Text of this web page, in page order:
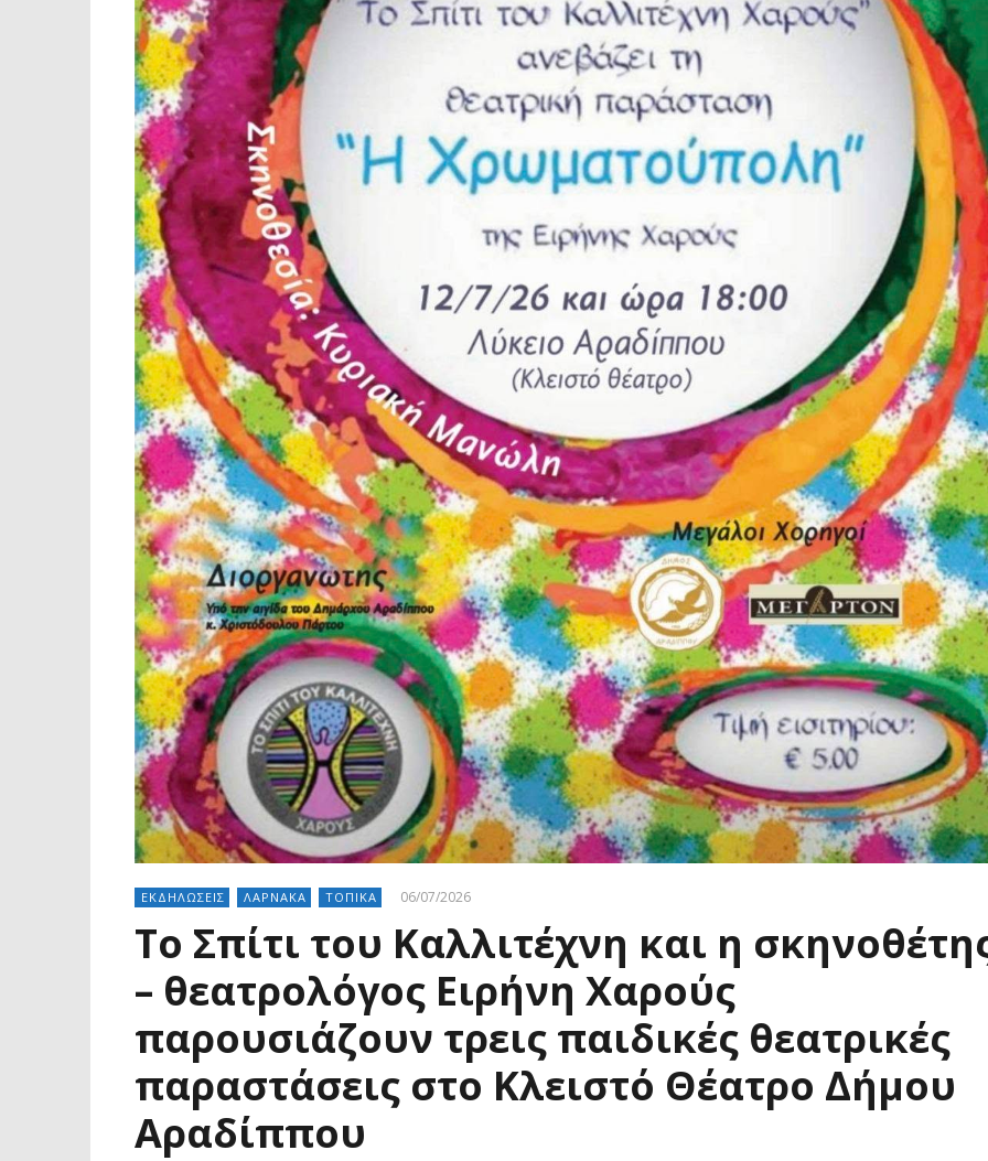
ΕΚΔΗΛΩΣΕΙΣ ΛΑΡΝΑΚΑ ΤΟΠΙΚΑ 06/07/2026
Το Σπίτι του Καλλιτέχνη και η
– θεατρολόγος Ειρήνη Χαρούς
παρουσιάζουν τρεις παιδικές θεατρικές
παραστάσεις στο Κλειστό Θέατρο Δήμου
Αραδίππου